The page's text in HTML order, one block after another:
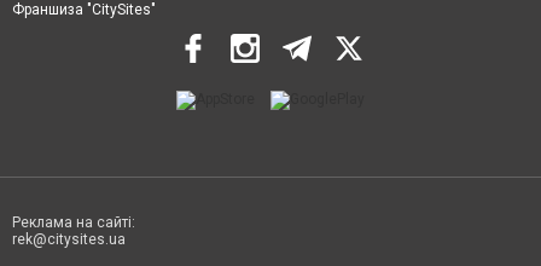
Франшиза "CitySites"
Реклама на сайті:
rek@citysites.ua